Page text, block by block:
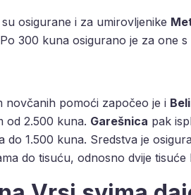
osigurane i za umirovljenike
300 kuna osigurano je za one
novčanih pomoći započeo je i
od 2.500 kuna. Garešnica pak
do 1.500 kuna. Sredstva je
do tisuću, odnosno dvije tisuće